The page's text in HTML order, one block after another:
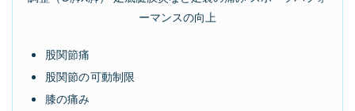
股関節痛
股関節の可動制限
膝の痛み